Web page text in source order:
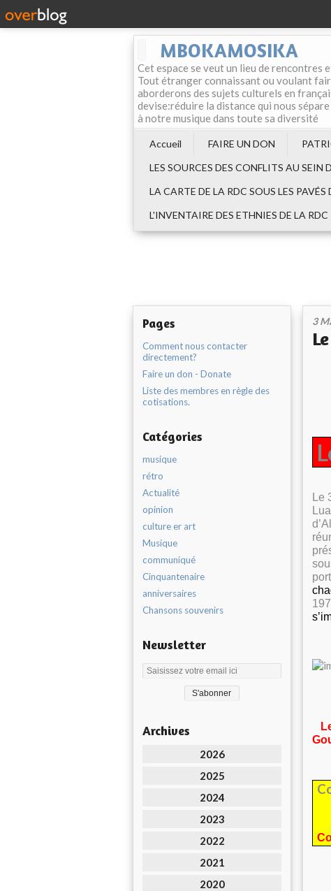
MBOKAMOSIKA
Cet espace se veut un lieu de
Tout étranger connaissant ou voulant
aborderons des sujets culturels en
devise:réduire la distance qui nous
à notre musique dans toute sa diversité
Accueil FAIRE UN DON
LES SOURCES DES CONFLITS AU SEIN
LA CARTE DE LA RDC SOUS LES
L'INVENTAIRE DES ETHNIES DE LA RDC
Pages
Comment nous contacter
directement?
Faire un don - Donate
Liste des membres en règle des
cotisations.
Catégories
musique
rétro
Actualité
opinion
culture er art
Musique
communiqué
Cinquantenaire
anniversaires
Chansons souvenirs
Newsletter
Archives
2026
2025
2024
2023
2022
2021
2020
3
Le